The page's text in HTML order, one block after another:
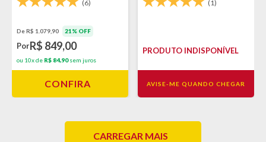
(6)
De R$ 1.079,90 21% OFF
PorR$ 849,00
ou 10x de R$ 84,90sem juros
CONFIRA
(1)
PRODUTO INDISPONÍVEL
AVISE-ME QUANDO CHEGAR
CARREGAR MAIS